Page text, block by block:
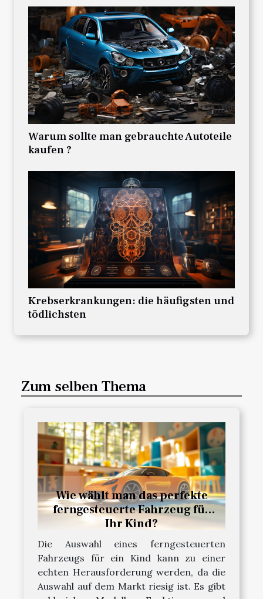
Warum sollte man gebrauchte Autoteile
kaufen ?
Krebserkrankungen: die häufigsten und
tödlichsten
Zum selben Thema
Wie wählt man das perfekte
ferngesteuerte Fahrzeug für
Ihr Kind?
Die Auswahl eines ferngesteuerten
Fahrzeugs für ein Kind kann zu einer
echten Herausforderung werden, da die
Auswahl auf dem Markt riesig ist. Es gibt